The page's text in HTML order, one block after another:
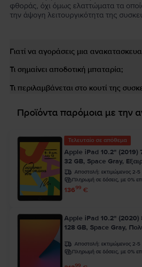
φθοράς, όχι όμως ελαττώματα τα
την άψογη λειτουργικότητα της
Γιατί να αγοράσεις μια
Τι σημαίνει αποδοτική μπαταρία;
Τι περιλαμβάνεται στο κουτί της
Προϊόντα παρόμοια με την
Τελευταίο σε απόθεμα
Apple iPad 10.2" (2019)
32 GB, Space Gray,
Αποστολή: εκτιμώμενος 2-5
Πληρωμή σε δόσεις, με 0%
13699 €
Apple iPad 10.2" (2020)
128 GB, Space Gray,
Αποστολή: εκτιμώμενος 2-5
Πληρωμή σε δόσεις, με 0%
99